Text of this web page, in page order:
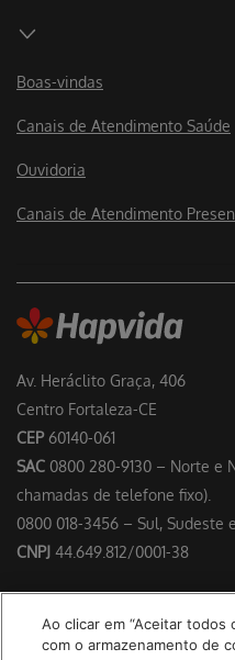
Av. Heráclito Graça, 406
Centro Fortaleza-CE
CEP60140-061
SAC 0800 280-9130 – Norte e
chamadas de telefone fixo).
0800 018-3456 – Sul, Sudeste
CNPJ 44.649.812/0001-38
CRM/CE 4953
Boas-vindas
Canais de Atendimento Saúde
Ouvidoria
Canais de Atendimento
Ao clicar em “Aceitar todos
com o armazenamento de